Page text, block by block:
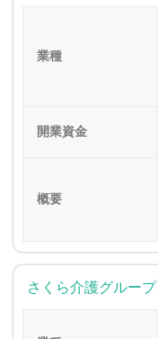
業種
開業資金
概要
さくら介護グループ